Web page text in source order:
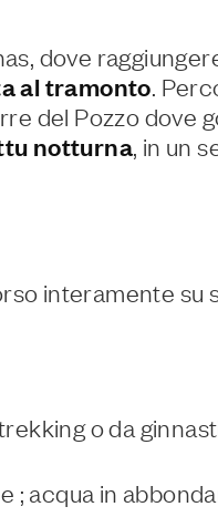
dove
al tramonto.
del Pozzo dove
notturna, in un
interamente su
o da
acqua in